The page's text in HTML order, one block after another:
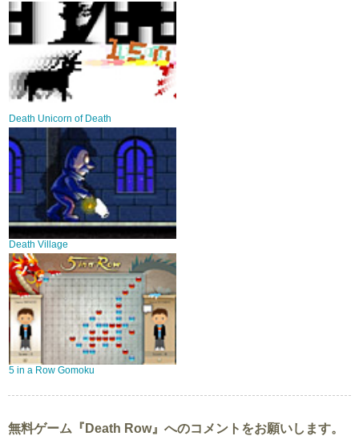
Death Unicorn of Death
Death Village
5 in a Row Gomoku
無料ゲーム『Death Row』へのコメントをお願いします。